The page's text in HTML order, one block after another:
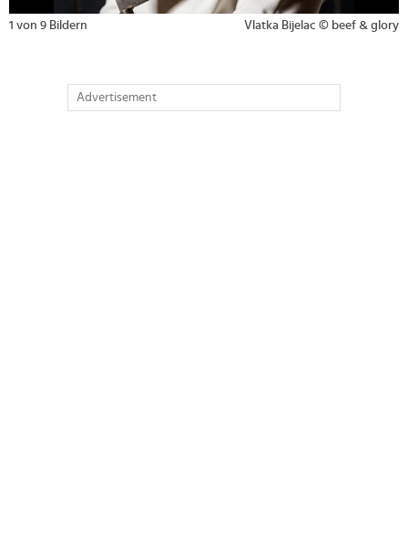
2 von 9 Bildern
Vlatka Bijelac und ihr Mann Nelson Atiso-Naah ©
Advertisement